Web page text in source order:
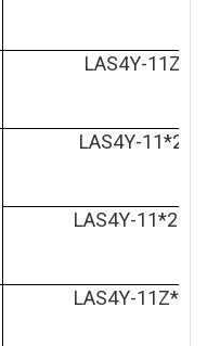
LAS4Y-11Z*
LAS4Y-11*24
LAS4Y-11*220
LAS4Y-11Z*24